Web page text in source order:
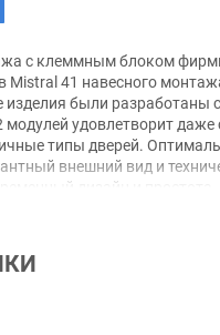
с клеммным блоком
41 навесного
были разработаны
модулей удовлетворит
типы дверей.
внешний вид и
дизайн и
что делает
шкафа к стене,
как в левую так и в
гладкой.